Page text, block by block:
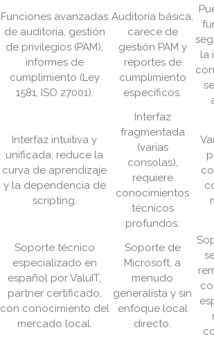
Funciones avanzadas
de auditoría, gestión
de privilegios (PAM),
informes de
cumplimiento (Ley
1581, ISO 27001).
Auditoría básica,
carece de
gestión PAM y
reportes de
cumplimiento
específicos.
la
Interfaz intuitiva y
unificada, reduce la
curva de aprendizaje
y la dependencia de
scripting.
Interfaz
fragmentada
(varias
consolas),
requiere
conocimientos
técnicos
profundos.
Soporte técnico
especializado en
español por ValuIT,
partner certificado,
con conocimiento del
mercado local.
Soporte de
Microsoft, a
menudo
generalista y sin
enfoque local
directo.